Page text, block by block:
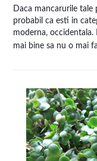
Daca mancarurile
probabil ca esti in
moderna,
mai bine sa nu o mai